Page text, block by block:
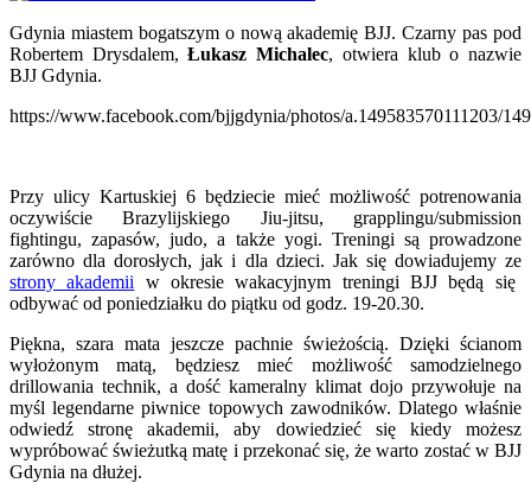
Gdynia miastem bogatszym o nową akademię BJJ. Czarny pas pod
Robertem Drysdalem,Łukasz Michalec, otwiera klub o nazwie
BJJ Gdynia.
https://www.facebook.com/bjjgdynia/photos/a.149583570111203/
Przy ulicy Kartuskiej 6 będziecie mieć możliwość potrenowania
oczywiście Brazylijskiego Jiu-jitsu, grapplingu/submission
fightingu, zapasów, judo, a także yogi. Treningi są prowadzone
zarówno dla dorosłych, jak i dla dzieci. Jak się dowiadujemy ze
strony akademii w okresie wakacyjnym treningi BJJ będą się
odbywać od poniedziałku do piątku od godz. 19-20.30.
Piękna, szara mata jeszcze pachnie świeżością. Dzięki ścianom
wyłożonym matą, będziesz mieć możliwość samodzielnego
drillowania technik, a dość kameralny klimat dojo przywołuje na
myśl legendarne piwnice topowych zawodników. Dlatego właśnie
odwiedź stronę akademii, aby dowiedzieć się kiedy możesz
wypróbować świeżutką matę i przekonać się, że warto zostać w BJJ
Gdynia na dłużej.